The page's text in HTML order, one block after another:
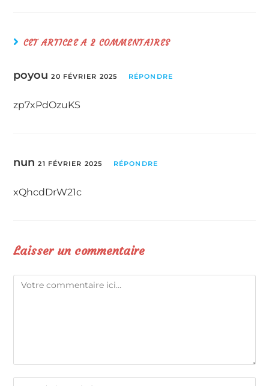
CET ARTICLE A 2 COMMENTAIRES
poyou 20 FÉVRIER 2025 RÉPONDRE
zp7xPdOzuKS
nun 21 FÉVRIER 2025 RÉPONDRE
xQhcdDrW21c
Laisser un commentaire